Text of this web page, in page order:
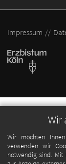
Wir
Wir möchten
verwenden wir
notwendig sind. Mit
Impressum